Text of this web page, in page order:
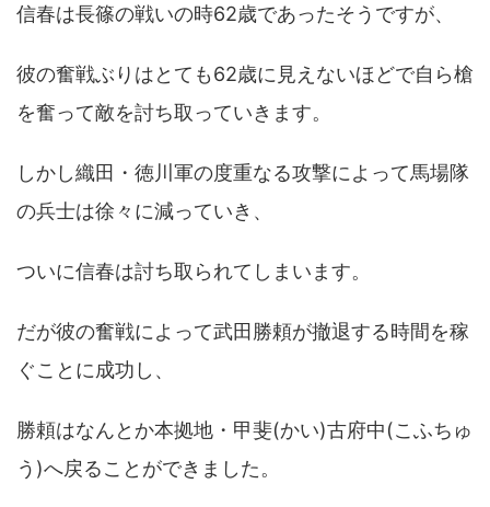
信春は長篠の戦いの時62歳であったそうですが、
彼の奮戦ぶりはとても62歳に見えないほどで自ら槍
を奮って敵を討ち取っていきます。
しかし織田・徳川軍の度重なる攻撃によって馬場隊
の兵士は徐々に減っていき、
ついに信春は討ち取られてしまいます。
だが彼の奮戦によって武田勝頼が撤退する時間を稼
ぐことに成功し、
勝頼はなんとか本拠地・甲斐(かい)古府中(こふちゅ
う)へ戻ることができました。